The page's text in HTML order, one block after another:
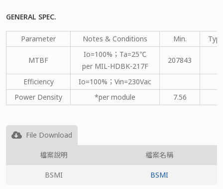
GENERAL SPEC.
Parameter Notes & Conditions Min.
MTBF
Io=100%；Ta=25℃
per MIL-HDBK-217F
207843
Efficiency
Io=100%；Vin=230Vac
Power Density
*per module 7.56
File Download
檔案說明 檔案名稱
BSMI BSMI